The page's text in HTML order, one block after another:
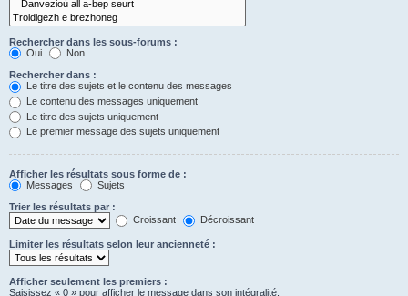
Rechercher dans les sous-forums :
Oui
Non
Rechercher dans :
Le titre des sujets et le contenu des messages
Le contenu des messages uniquement
Le titre des sujets uniquement
Le premier message des sujets uniquement
Afficher les résultats sous forme de :
Messages
Sujets
Trier les résultats par :
Croissant
Décroissant
Limiter les résultats selon leur ancienneté :
Afficher seulement les premiers :
Saisissez « 0 » pour afficher le message dans son intégralité.